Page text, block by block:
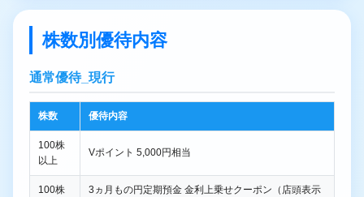
株数別優待内容
通常優待_現行
株数 優待内容
100株
以上
Vポイント 5,000円相当
100株
3ヵ月もの円定期預金 金利上乗せクーポン（店頭表示